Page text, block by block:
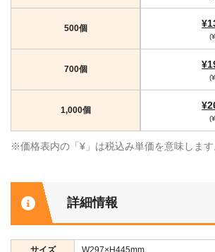
500個
700個
1,000個
※価格表内の「¥」は税込み単価を意味します
詳細情報
サイズ W297×H445mm